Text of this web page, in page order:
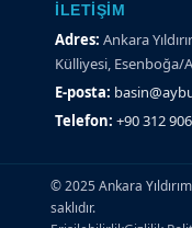
İLETIŞIM
Adres: Ankara
Külliyesi, Esenboğa/
E-posta:
Telefon: +90 312
© 2025 Ankara
saklıdır.